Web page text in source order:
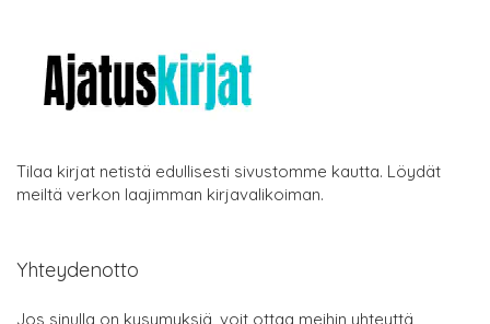
Tilaa kirjat netistä edullisesti sivustomme kautta. Löydät
meiltä verkon laajimman kirjavalikoiman.
Yhteydenotto
Jos sinulla on kysymyksiä, voit ottaa meihin yhteyttä